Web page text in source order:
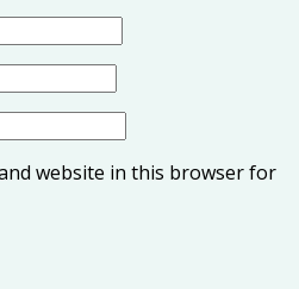
website in this browser for